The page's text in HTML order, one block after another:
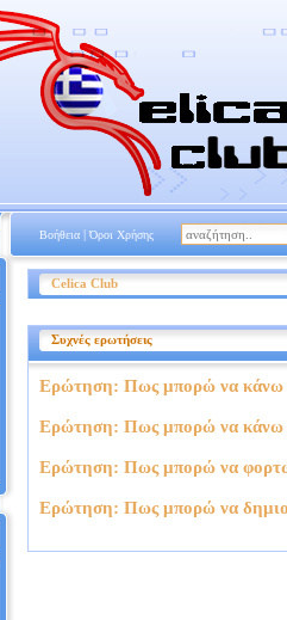
Βοήθεια | Όροι Χρήσης
Celica Club
Συχνές ερωτήσεις
Ερώτηση: Πως μπορώ να κάνω
Ερώτηση: Πως μπορώ να κάνω
Ερώτηση: Πως μπορώ να
Ερώτηση: Πως μπορώ να